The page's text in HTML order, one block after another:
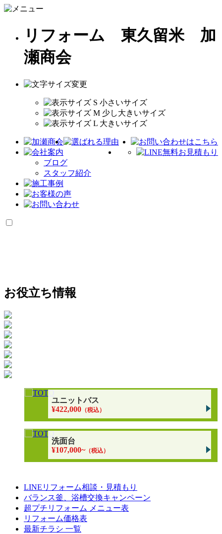
リフォーム 東久留米 加
瀬商会
ブログ
スタッフ紹介
お役立ち情報
ユニットバス
¥422,000 （税込）
洗面台
¥107,000~（税込）
LINEリフォーム相談・見積もり
バランス釜、浴槽交換キャンペーン
超プチリフォーム メニュー表
リフォーム価格表
最新チラシ 一覧